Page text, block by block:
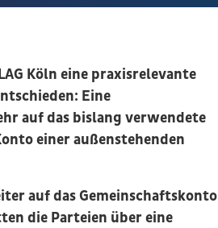
Köln eine praxisrelevante
Eine
auf das bislang verwendete
einer außenstehenden
auf das Gemeinschaftskonto
die Parteien über eine